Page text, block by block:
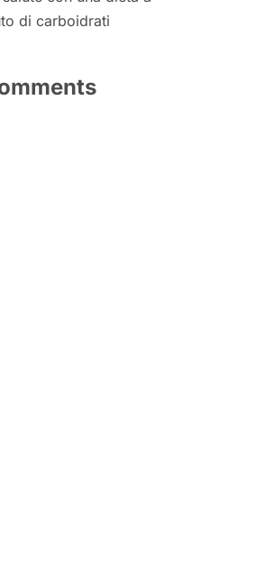
di carboidrati